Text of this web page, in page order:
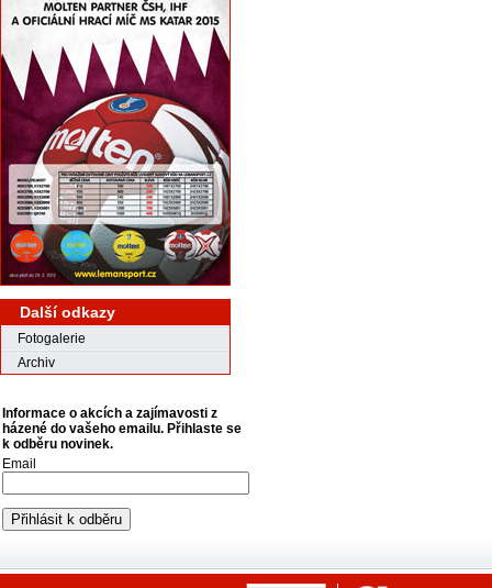
Další odkazy
Fotogalerie
Archiv
Informace o akcích a zajímavosti z
házené do vašeho emailu. Přihlaste se
k odběru novinek.
Email